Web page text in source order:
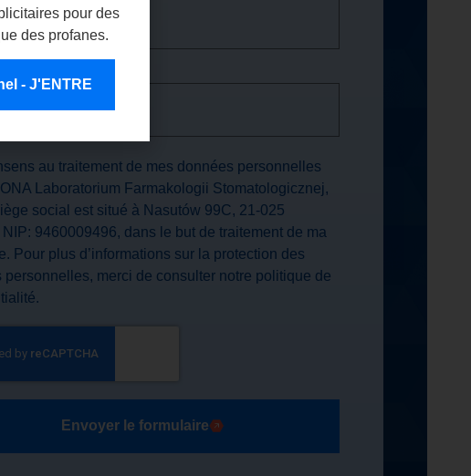
au traitement de mes données personnelles
Laboratorium Farmakologii Stomatologicznej,
social est situé à Nasutów 99C, 21-025
NIP: 9460009496, dans le but de traitement de ma
Pour plus d’informations sur la protection des
personnelles, merci de consulter notre politique de
Envoyer le formulaire
pour des
des profanes.
- J'ENTRE